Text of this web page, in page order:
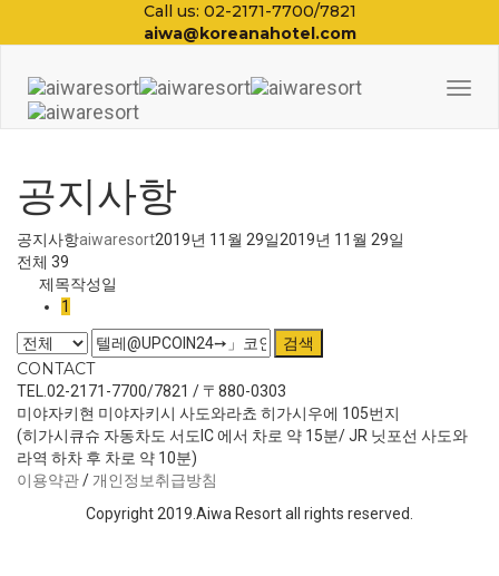
Call us: 02-2171-7700/7821
aiwa@koreanahotel.com
공지사항
공지사항aiwaresort2019년 11월 29일2019년 11월 29일
전체 39
제목작성일
1
검색
CONTACT
TEL.02-2171-7700/7821 / 〒880-0303
미야자키현 미야자키시 사도와라쵸 히가시우에 105번지
(히가시큐슈 자동차도 서도IC 에서 차로 약 15분/ JR 닛포선 사도와
라역 하차 후 차로 약 10분)
이용약관/ 개인정보취급방침
Copyright 2019.Aiwa Resort all rights reserved.